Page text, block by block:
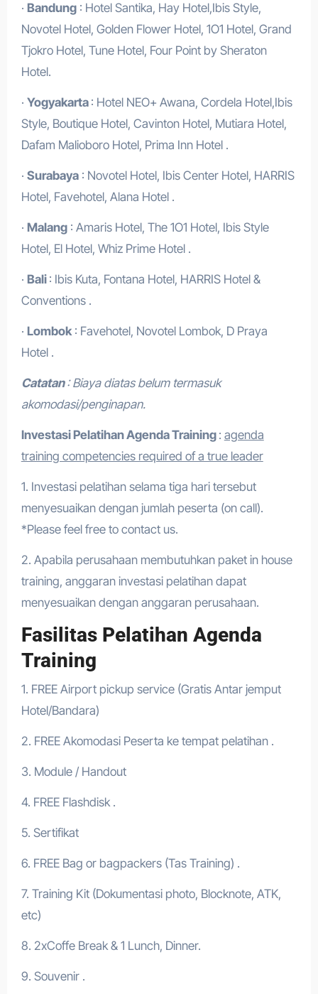
· Bandung: Hotel Santika, Hay Hotel,Ibis Style,
Novotel Hotel, Golden Flower Hotel, 1O1 Hotel, Grand
Tjokro Hotel, Tune Hotel, Four Point by Sheraton
Hotel.
· Yogyakarta : Hotel NEO+ Awana, Cordela Hotel,Ibis
Style, Boutique Hotel, Cavinton Hotel, Mutiara Hotel,
Dafam Malioboro Hotel, Prima Inn Hotel .
· Surabaya: Novotel Hotel, Ibis Center Hotel, HARRIS
Hotel, Favehotel, Alana Hotel .
· Malang: Amaris Hotel, The 1O1 Hotel, Ibis Style
Hotel, El Hotel, Whiz Prime Hotel .
· Bali : Ibis Kuta, Fontana Hotel, HARRIS Hotel &
Conventions .
· Lombok: Favehotel, Novotel Lombok, D Praya
Hotel .
Catatan: Biaya diatas belum termasuk
akomodasi/penginapan.
Investasi Pelatihan Agenda Training : agenda
training competencies required of a true leader
1. Investasi pelatihan selama tiga hari tersebut
menyesuaikan dengan jumlah peserta (on call).
*Please feel free to contact us.
2. Apabila perusahaan membutuhkan paket in house
training, anggaran investasi pelatihan dapat
menyesuaikan dengan anggaran perusahaan.
Fasilitas Pelatihan Agenda
Training
1. FREE Airport pickup service (Gratis Antar jemput
Hotel/Bandara)
2. FREE Akomodasi Peserta ke tempat pelatihan .
3. Module / Handout
4. FREE Flashdisk .
5. Sertifikat
6. FREE Bag or bagpackers (Tas Training) .
7. Training Kit (Dokumentasi photo, Blocknote, ATK,
etc)
8. 2xCoffe Break & 1 Lunch, Dinner.
9. Souvenir .